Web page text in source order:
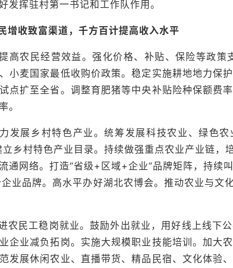
发挥驻村第一书记和工作队作用。
增收致富渠道，千方百计提高收入水平
提高农民经营效益。强化价格、补贴、保险等政
小麦国家最低收购价政策。稳定实施耕地地力保
点扩至全省。调整育肥猪等中央补贴险种保额费
。
力发展乡村特色产业。统筹发展科技农业、绿色
立乡村特色产业目录。持续做强重点农业产业链
通网络。打造“省级+区域+企业”品牌矩阵，持续
业品牌。高水平办好湖北农博会。推动农业与文
进农民工稳岗就业。鼓励外出就业，用好线上线
企业减负拓岗。实施大规模职业技能培训。加大
发展休闲农业、直播带货、精品民宿、文化体验